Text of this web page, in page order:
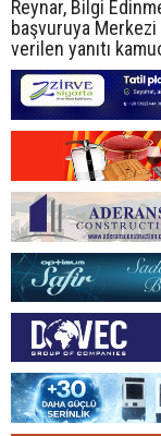
Reynar, Bilgi
başvuruya
verilen yanıtı